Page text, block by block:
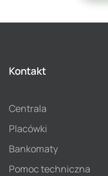
Kontakt
Centrala
Placówki
Bankomaty
Pomoc techniczna